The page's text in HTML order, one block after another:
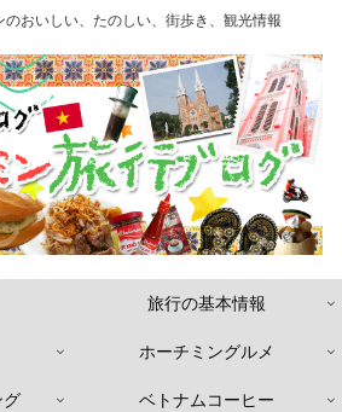
おいしい、たのしい、街歩き、観光情報
旅行の基本情報
ホーチミングルメ
グ ベトナムコーヒー